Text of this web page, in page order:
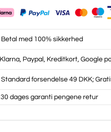
Betal med 100% sikkerhed
Klarna, Paypal, Kreditkort, Google
Standard forsendelse 49 DKK;
30 dages garanti pengene retur